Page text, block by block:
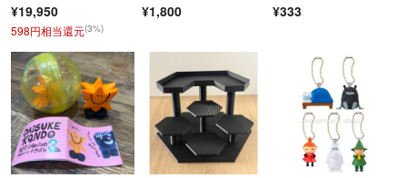
¥19,950
598円相当還元(3%)
¥1,800 ¥333